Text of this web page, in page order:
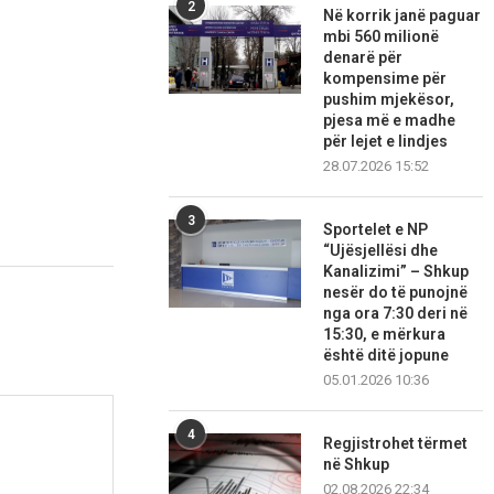
2
Në korrik janë paguar
mbi 560 milionë
denarë për
kompensime për
pushim mjekësor,
pjesa më e madhe
për lejet e lindjes
28.07.2026 15:52
3
Sportelet e NP
“Ujësjellësi dhe
Kanalizimi” – Shkup
nesër do të punojnë
nga ora 7:30 deri në
15:30, e mërkura
është ditë jopune
05.01.2026 10:36
4
Regjistrohet tërmet
në Shkup
02.08.2026 22:34